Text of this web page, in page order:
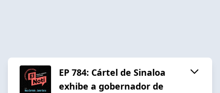
EP 784: Cártel de Sinaloa
exhibe a gobernador de